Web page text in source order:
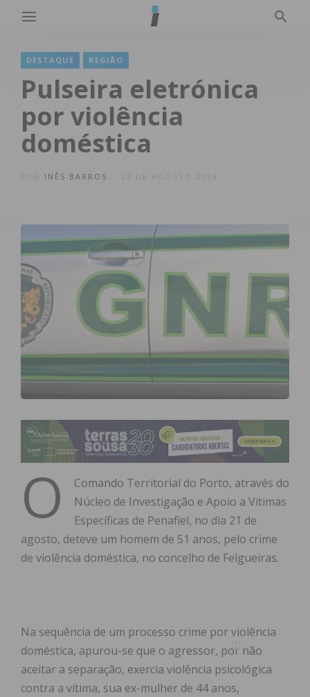
DESTAQUE REGIÃO
Pulseira eletrónica
por violência
doméstica
INÊS BARROS 23 DE AGOSTO 2019
O
Comando Territorial do Porto, através do
Núcleo de Investigação e Apoio a Vítimas
Específicas de Penafiel, no dia 21 de
agosto, deteve um homem de 51 anos, pelo crime
de violência doméstica, no concelho de Felgueiras.
Na sequência de um processo crime por violência
doméstica, apurou-se que o agressor, por não
aceitar a separação, exercia violência psicológica
contra a vítima, sua ex-mulher de 44 anos,